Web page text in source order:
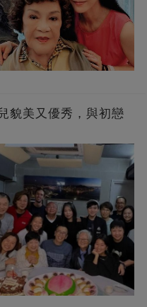
貌美又優秀，與初戀